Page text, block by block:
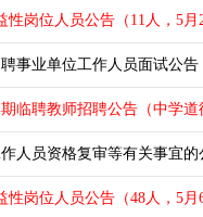
岗位人员公告（11人，5月
事业单位工作人员面试公告
临聘教师招聘公告（中学道
人员资格复审等有关事宜的
岗位人员公告（48人，5月